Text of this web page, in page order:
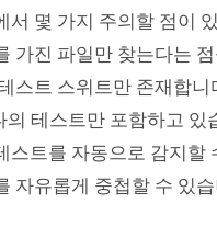
서 몇 가지 주의할 점이
가진 파일만 찾는다는
스트 스위트만 존재합니
의 테스트만 포함하고
스트를 자동으로 감지할
자유롭게 중첩할 수 있